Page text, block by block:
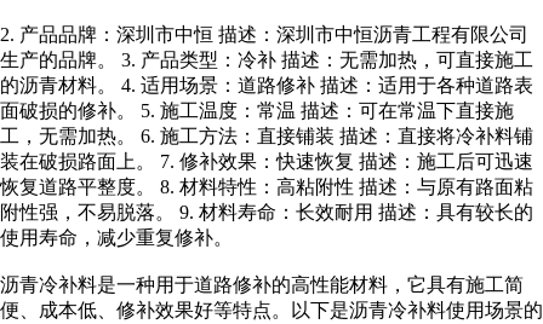
2. 产品品牌：深圳市中恒 描述：深圳市中恒沥青工程有限公司
生产的品牌。 3. 产品类型：冷补 描述：无需加热，可直接施工
的沥青材料。 4. 适用场景：道路修补 描述：适用于各种道路表
面破损的修补。 5. 施工温度：常温 描述：可在常温下直接施
工，无需加热。 6. 施工方法：直接铺装 描述：直接将冷补料铺
装在破损路面上。 7. 修补效果：快速恢复 描述：施工后可迅速
恢复道路平整度。 8. 材料特性：高粘附性 描述：与原有路面粘
附性强，不易脱落。 9. 材料寿命：长效耐用 描述：具有较长的
使用寿命，减少重复修补。
沥青冷补料是一种用于道路修补的高性能材料，它具有施工简
便、成本低、修补效果好等特点。以下是沥青冷补料使用场景的